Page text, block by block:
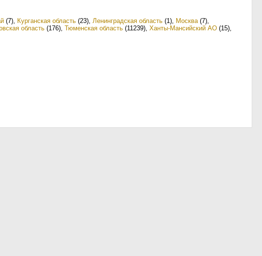
(7), Курганская область (23), Ленинградская область (1), Москва(7),
область (176), Тюменская область (11239), Ханты-Мансийский АО (15),